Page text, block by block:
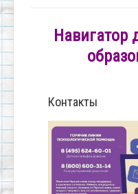
Навигатор
Контакты